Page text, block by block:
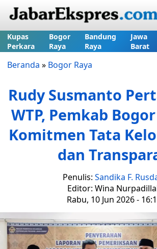
Kupas
Perkara
Bogor
Raya
Bandung
Raya
Jawa
Barat
Beranda » Bogor Raya
Rudy Susmanto
WTP, Pemkab
Komitmen Tata
dan
Penulis: Sandika F.
Editor: Wina
Rabu, 10 Jun 2026 -